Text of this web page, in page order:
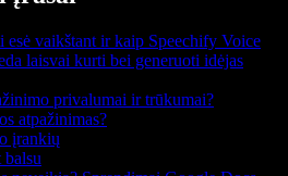
esė vaikštant ir kaip Speechify Voice
laisvai kurti bei generuoti idėjas
privalumai ir trūkumai?
atpažinimas?
įrankių